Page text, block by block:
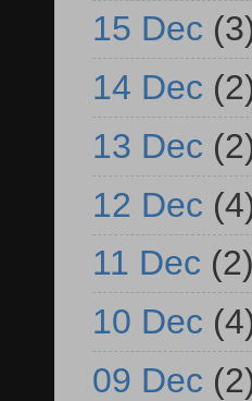
15 Dec
14 Dec
13 Dec
12 Dec
11 Dec (2)
10 Dec
09 Dec